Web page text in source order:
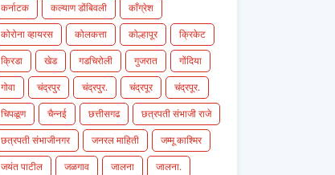
कर्नाटक
कल्याण डोंबिवली
काँग्रेश
कोरोना व्हायरस
कोलकत्ता कोल्हापूर
क्रिकेट
क्रिडा
खेड गडचिरोली गुजरात
गोंदिया
गोवा
चंद्रपुर चंद्रपुर. चंद्रपूर
चंद्रपूर.
चिपळूण
चैन्नई छत्तीसगढ
छत्रपती संभाजी राजे
छत्रपती संभाजीनगर
जनरल माहिती
जम्मू काश्मिर
जयंत पाटील
जळगाव जालना
जालना.